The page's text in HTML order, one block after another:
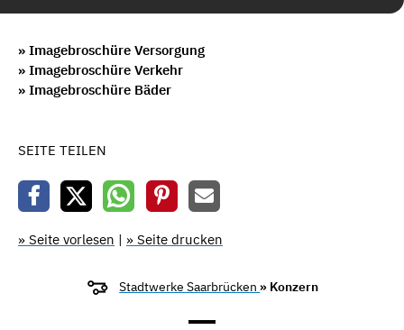
» Imagebroschüre Versorgung
» Imagebroschüre Verkehr
» Imagebroschüre Bäder
SEITE TEILEN
» Seite vorlesen | » Seite drucken
Stadtwerke Saarbrücken » Konzern